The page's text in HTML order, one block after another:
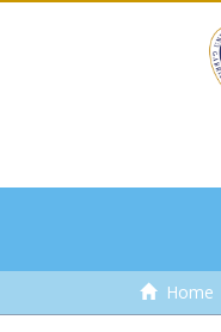
Home